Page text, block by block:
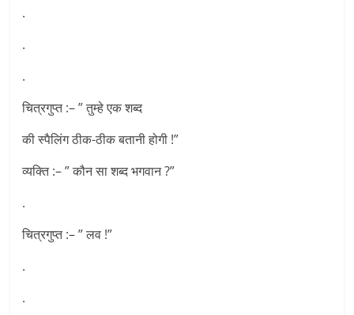
.
.
.
चित्रगुप्त :– ” तुम्हे एक शब्द
की स्पैलिंग ठीक-ठीक बतानी होगी !”
व्यक्ति :– ” कौन सा शब्द भगवान ?”
.
चित्रगुप्त :– ” लव !”
.
.